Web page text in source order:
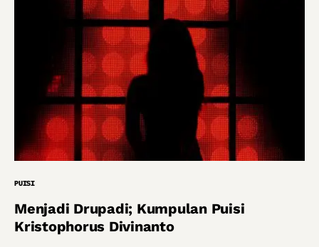
PUISI
Menjadi Drupadi; Kumpulan Puisi
Kristophorus Divinanto